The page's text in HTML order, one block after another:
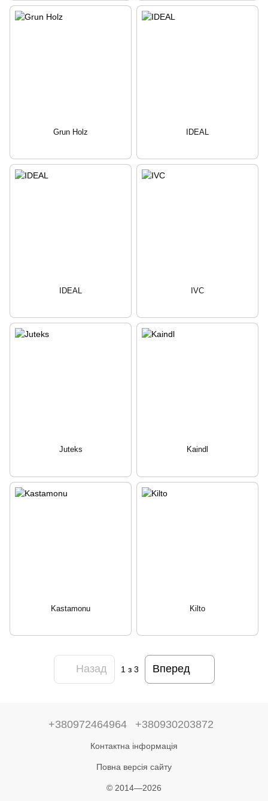
Grun Holz IDEAL
IDEAL IVC
Juteks Kaindl
Kastamonu Kilto
Назад 1 з 3 Вперед
+380972464964 +380930203872
Контактна інформація
Повна версія сайту
© 2014—2026